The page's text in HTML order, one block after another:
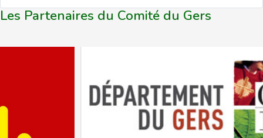
Les Partenaires du Comité du Gers